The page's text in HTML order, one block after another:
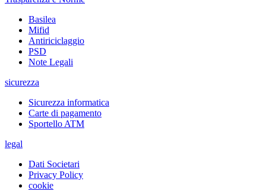
Basilea
Mifid
Antiriciclaggio
PSD
Note Legali
sicurezza
Sicurezza informatica
Carte di pagamento
Sportello ATM
legal
Dati Societari
Privacy Policy
cookie